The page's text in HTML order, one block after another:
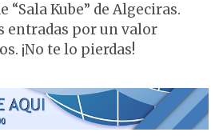
Kube” de Algeciras.
entradas por un valor
¡No te lo pierdas!